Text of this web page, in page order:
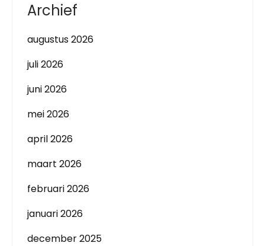
Archief
augustus 2026
juli 2026
juni 2026
mei 2026
april 2026
maart 2026
februari 2026
januari 2026
december 2025